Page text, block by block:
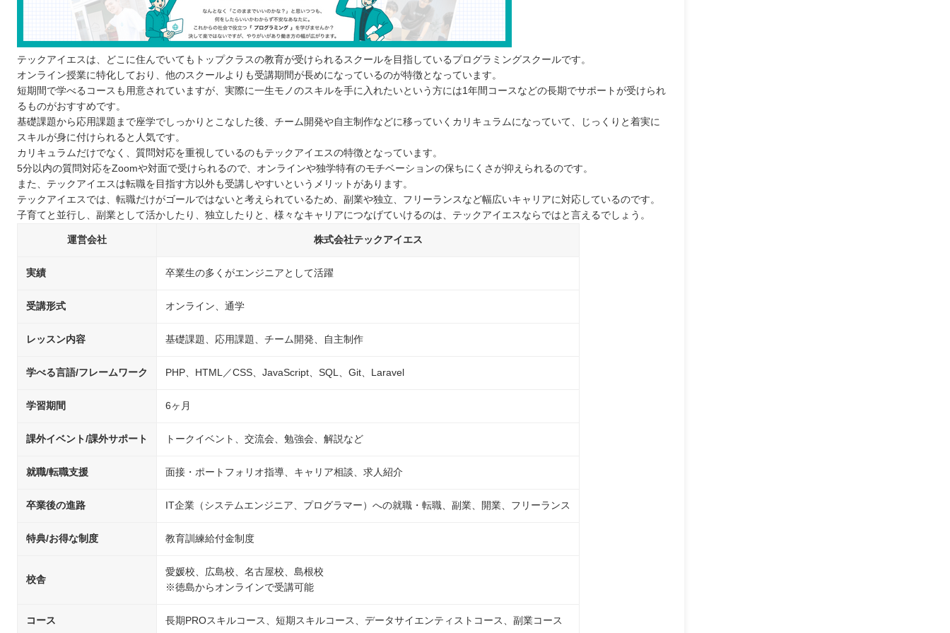
テックアイエスは、どこに住んでいてもトップクラスの教育が受けられるスクールを目指しているプログラミングスクールです。
オンライン授業に特化しており、他のスクールよりも受講期間が長めになっているのが特徴となっています。
短期間で学べるコースも用意されていますが、実際に一生モノのスキルを手に入れたいという方には1年間コースなどの長期でサポートが受けられ
るものがおすすめです。
基礎課題から応用課題まで座学でしっかりとこなした後、チーム開発や自主制作などに移っていくカリキュラムになっていて、じっくりと着実に
スキルが身に付けられると人気です。
カリキュラムだけでなく、質問対応を重視しているのもテックアイエスの特徴となっています。
5分以内の質問対応をZoomや対面で受けられるので、オンラインや独学特有のモチベーションの保ちにくさが抑えられるのです。
また、テックアイエスは転職を目指す方以外も受講しやすいというメリットがあります。
テックアイエスでは、転職だけがゴールではないと考えられているため、副業や独立、フリーランスなど幅広いキャリアに対応しているのです。
子育てと並行し、副業として活かしたり、独立したりと、様々なキャリアにつなげていけるのは、テックアイエスならではと言えるでしょう。
運営会社 株式会社テックアイエス
実績 卒業生の多くがエンジニアとして活躍
受講形式 オンライン、通学
レッスン内容 基礎課題、応用課題、チーム開発、自主制作
学べる言語/フレームワーク PHP、HTML／CSS、JavaScript、SQL、Git、Laravel
学習期間 6ヶ月
課外イベント/課外サポート トークイベント、交流会、勉強会、解説など
就職/転職支援 面接・ポートフォリオ指導、キャリア相談、求人紹介
卒業後の進路 IT企業（システムエンジニア、プログラマー）への就職・転職、副業、開業、フリーランス
特典/お得な制度 教育訓練給付金制度
校舎
愛媛校、広島校、名古屋校、島根校
※徳島からオンラインで受講可能
コース 長期PROスキルコース、短期スキルコース、データサイエンティストコース、副業コース